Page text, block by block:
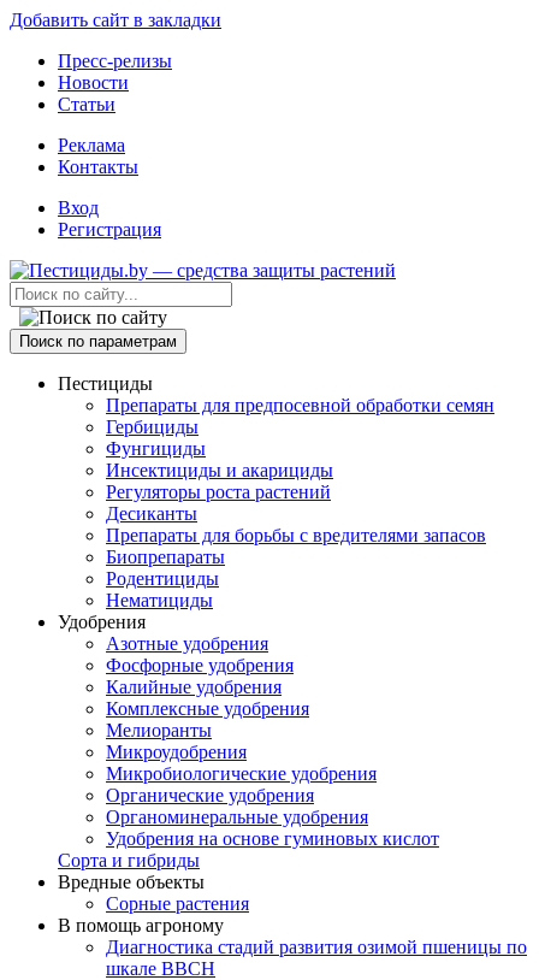
Добавить сайт в закладки
Пресс-релизы
Новости
Статьи
Реклама
Контакты
Вход
Регистрация
Поиск по параметрам
Пестициды
Препараты для предпосевной обработки семян
Гербициды
Фунгициды
Инсектициды и акарициды
Регуляторы роста растений
Десиканты
Препараты для борьбы с вредителями запасов
Биопрепараты
Родентициды
Нематициды
Удобрения
Азотные удобрения
Фосфорные удобрения
Калийные удобрения
Комплексные удобрения
Мелиоранты
Микроудобрения
Микробиологические удобрения
Органические удобрения
Органоминеральные удобрения
Удобрения на основе гуминовых кислот
Сорта и гибриды
Вредные объекты
Сорные растения
В помощь агроному
Диагностика стадий развития озимой пшеницы по
шкале ВВСН